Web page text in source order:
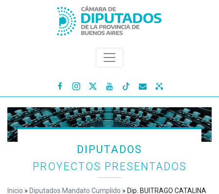
   
DIPUTADOS
PROYECTOS PRESENTADOS
Inicio » Diputados Mandato Cumplido » Dip. BUITRAGO CATALINA